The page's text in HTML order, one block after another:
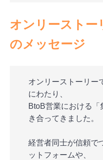
オンリーストー
のメッセージ
オンリーストーリー
にわたり、
BtoB営業における
き合ってきました。
経営者同士が信頼で
ットフォームや、